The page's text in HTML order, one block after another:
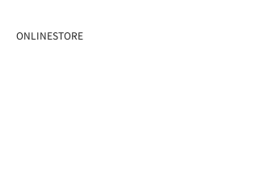
ONLINESTORE